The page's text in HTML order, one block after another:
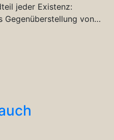
jeder Existenz:
Gegenüberstellung von…